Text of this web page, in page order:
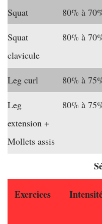
Squat 80% à
Squat
clavicule
80% à
Leg curl 80% à
Leg
extension +
Mollets assis
80% à
Exercices